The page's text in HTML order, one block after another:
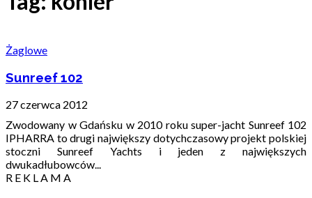
Żaglowe
Sunreef 102
27 czerwca 2012
Zwodowany w Gdańsku w 2010 roku super-jacht Sunreef 102
IPHARRA to drugi największy dotychczasowy projekt polskiej
stoczni Sunreef Yachts i jeden z największych
dwukadłubowców...
R E K L A M A